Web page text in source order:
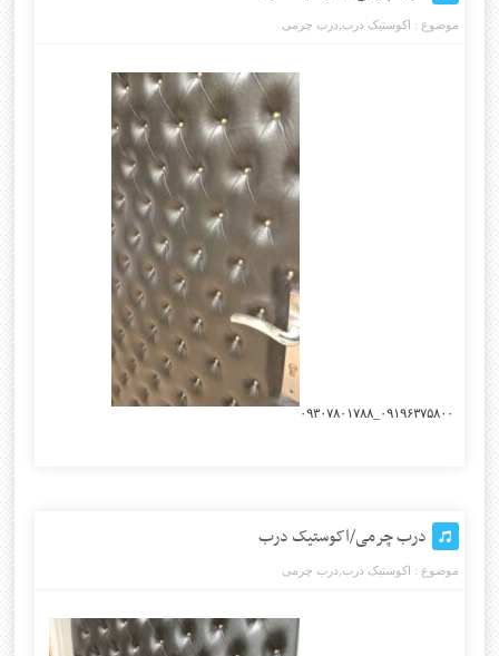
درب چرمی/اکوستیک درب
موضوع : اکوستیک درب درب چرمی
موضوع : اکوستیک درب درب چرمی
۰۹۱۹۶۳۷۵۸۰۰_۰۹۳۰۷۸۰۱۷۸۸